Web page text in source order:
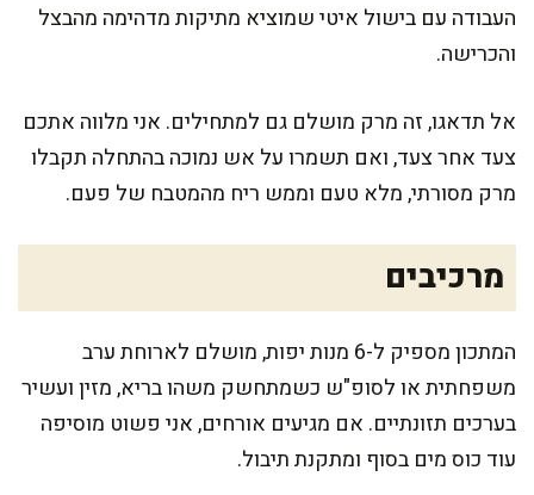
העבודה עם בישול איטי שמוציא מתיקות מדהימה מהבצל
והכרישה.
אל תדאגו, זה מרק מושלם גם למתחילים. אני מלווה אתכם
צעד אחר צעד, ואם תשמרו על אש נמוכה בהתחלה תקבלו
מרק מסורתי, מלא טעם וממש ריח מהמטבח של פעם.
מרכיבים
המתכון מספיק ל-6 מנות יפות, מושלם לארוחת ערב
משפחתית או לסופ"ש כשמתחשק משהו בריא, מזין ועשיר
בערכים תזונתיים. אם מגיעים אורחים, אני פשוט מוסיפה
עוד כוס מים בסוף ומתקנת תיבול.